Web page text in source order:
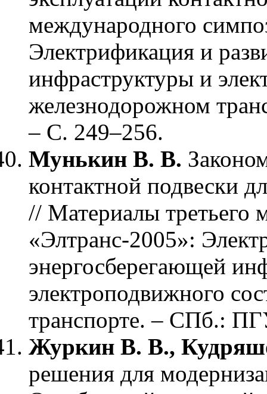
международного
Электрификация и
инфраструктуры и
железнодорожном
– С. 249–256.
Мунькин В. В.
контактной подвески
// Материалы третьего
«Элтранс-2005»:
энергосберегающей
электроподвижного
транспорте. – СПб.:
Журкин В. В.,
решения для